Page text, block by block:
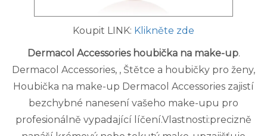
Koupit LINK: Klikněte zde
Dermacol Accessories houbička na make-up.
Dermacol Accessories, , Štětce a houbičky pro ženy,
Houbička na make-up Dermacol Accessories zajistí
bezchybné nanesení vašeho make-upu pro
profesionálně vypadající líčení.Vlastnosti:precizně